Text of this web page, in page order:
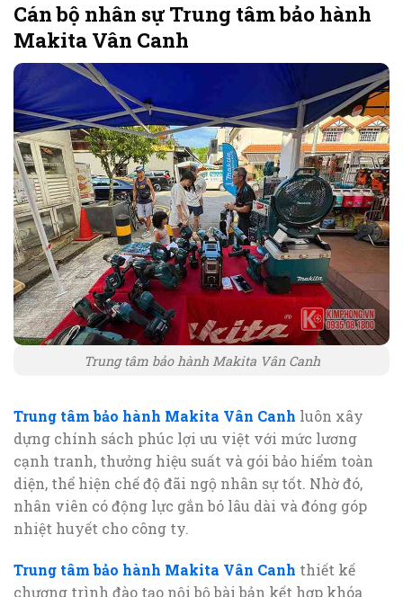
Cán bộ nhân sự Trung tâm bảo hành
Makita Vân Canh
Trung tâm bảo hành Makita Vân Canh
Trung tâm bảo hành Makita Vân Canh luôn xây
dựng chính sách phúc lợi ưu việt với mức lương
cạnh tranh, thưởng hiệu suất và gói bảo hiểm toàn
diện, thể hiện chế độ đãi ngộ nhân sự tốt. Nhờ đó,
nhân viên có động lực gắn bó lâu dài và đóng góp
nhiệt huyết cho công ty.
Trung tâm bảo hành Makita Vân Canh thiết kế
chương trình đào tạo nội bộ bài bản kết hợp khóa